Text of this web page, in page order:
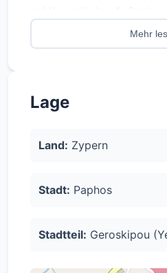
sind. Die
Platz für das Leben im
Class A energy
comfort. Each home
perfect indoor
Mehr
Lage
Land: Zypern
Stadt: Paphos
Stadtteil: Geroskipou